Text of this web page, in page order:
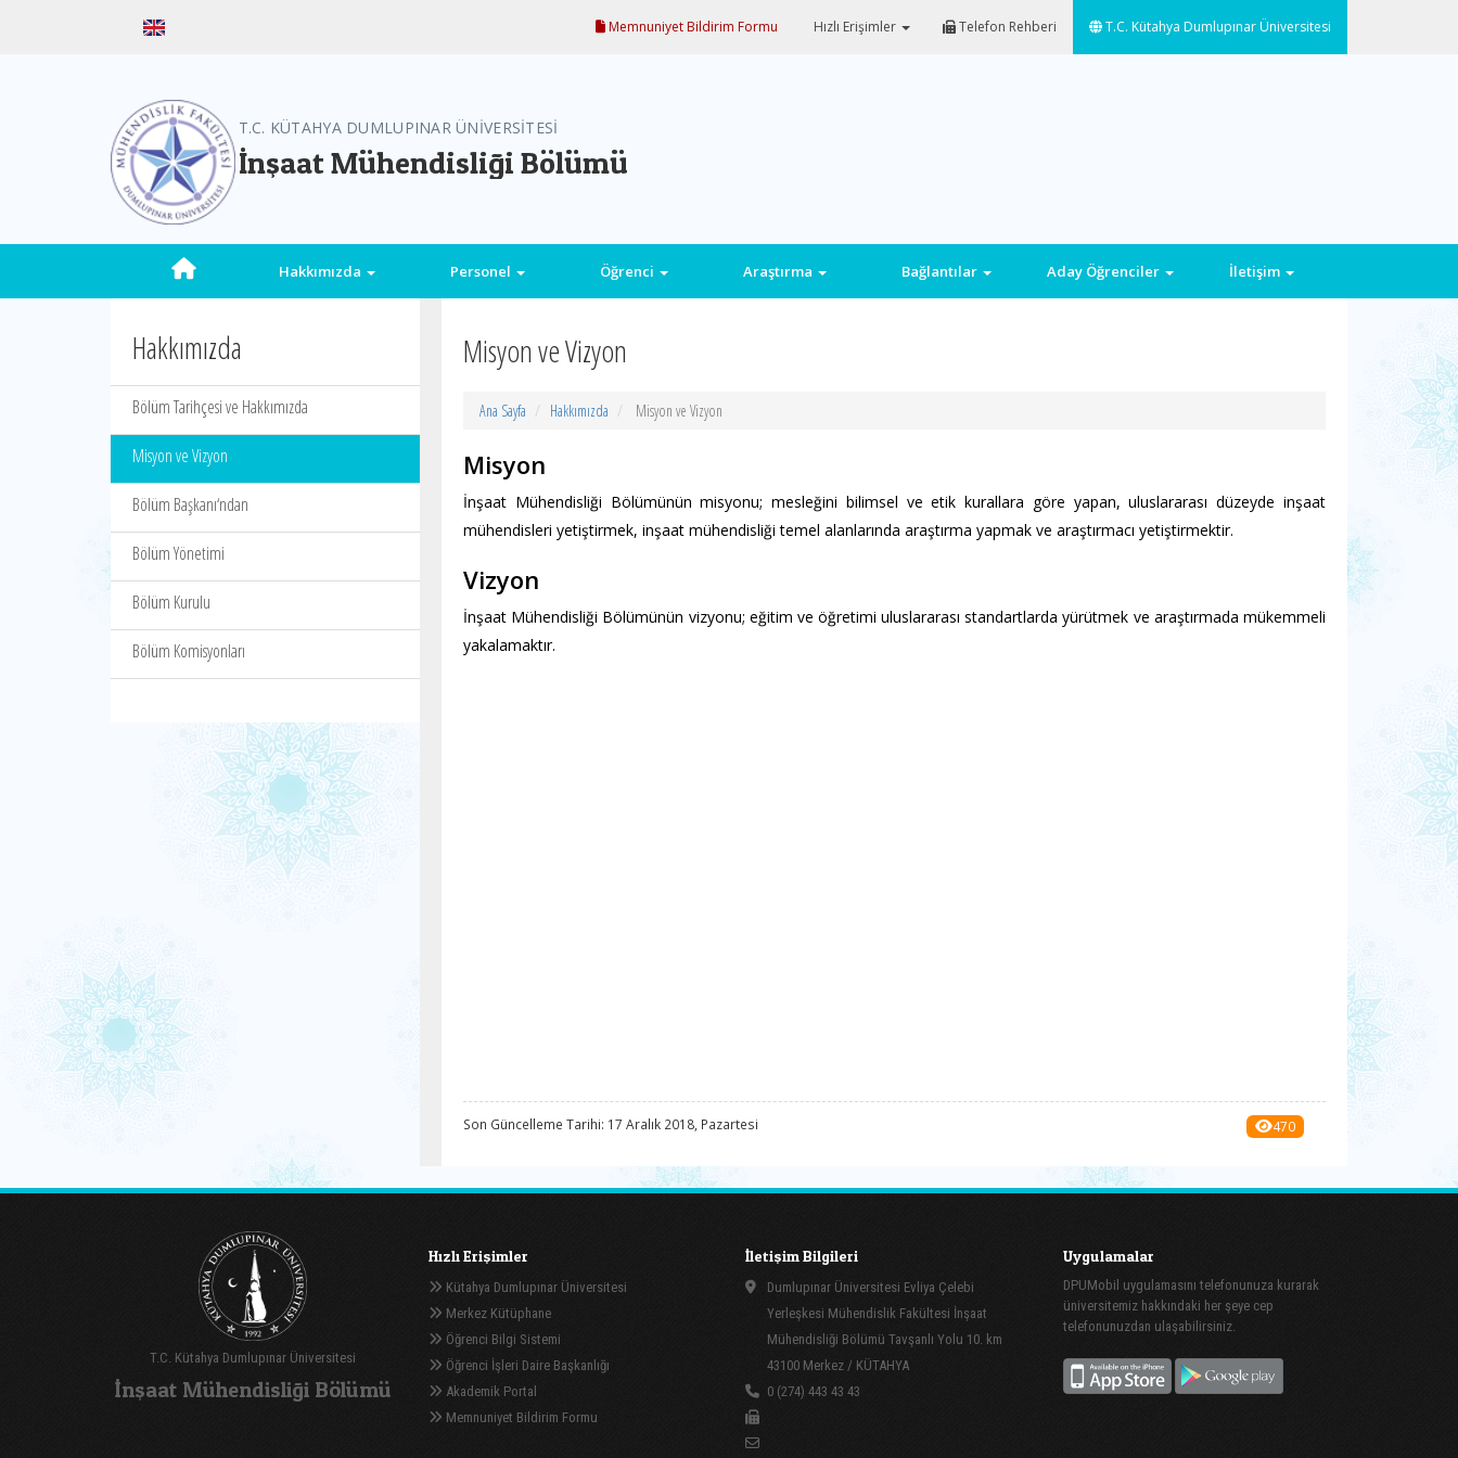
Memnuniyet Bildirim Formu Hızlı Erişimler Telefon Rehberi T.C. Kütahya Dumlupınar Üniversitesi
T.C. KÜTAHYA DUMLUPINAR ÜNİVERSİTESİ
İnşaat Mühendisliği Bölümü
Hakkımızda Personel Öğrenci Araştırma Bağlantılar Aday Öğrenciler İletişim
Hakkımızda
Bölüm Tarihçesi ve Hakkımızda
Misyon ve Vizyon
Bölüm Başkanı‘ndan
Bölüm Yönetimi
Bölüm Kurulu
Bölüm Komisyonları
Misyon ve Vizyon
Ana Sayfa Hakkımızda Misyon ve Vizyon
Misyon
İnşaat Mühendisliği Bölümünün misyonu; mesleğini bilimsel ve etik kurallara göre yapan, uluslararası düzeyde inşaat
mühendisleri yetiştirmek, inşaat mühendisliği temel alanlarında araştırma yapmak ve araştırmacı yetiştirmektir.
Vizyon
İnşaat Mühendisliği Bölümünün vizyonu; eğitim ve öğretimi uluslararası standartlarda yürütmek ve araştırmada mükemmeli
yakalamaktır.
Son Güncelleme Tarihi: 17 Aralık 2018, Pazartesi 470
T.C. Kütahya Dumlupınar Üniversitesi
İnşaat Mühendisliği Bölümü
Hızlı Erişimler
Kütahya Dumlupınar Üniversitesi
Merkez Kütüphane
Öğrenci Bilgi Sistemi
Öğrenci İşleri Daire Başkanlığı
Akademik Portal
Memnuniyet Bildirim Formu
İletişim Bilgileri
Dumlupınar Üniversitesi Evliya Çelebi
Yerleşkesi Mühendislik Fakültesi İnşaat
Mühendisliği Bölümü Tavşanlı Yolu 10. km
43100 Merkez / KÜTAHYA
0 (274) 443 43 43
Uygulamalar
DPUMobil uygulamasını telefonunuza kurarak
üniversitemiz hakkındaki her şeye cep
telefonunuzdan ulaşabilirsiniz.